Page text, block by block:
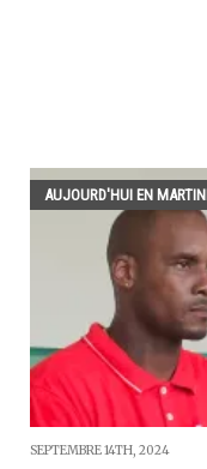
AUJOURD'HUI EN
SEPTEMBRE 14TH, 2024